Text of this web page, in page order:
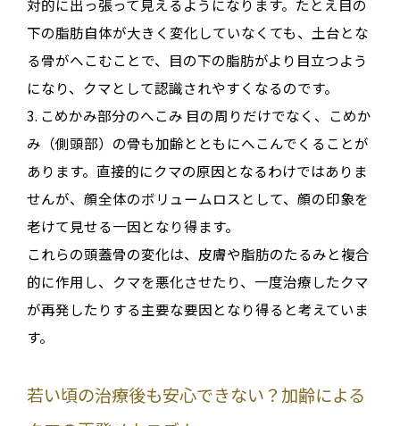
対的に出っ張って見えるようになります。たとえ目の
下の脂肪自体が大きく変化していなくても、 土台とな
る骨がへこむことで、目の下の脂肪がより目立つよう
になり、クマとして認識されやすくなるのです。
3. こめかみ部分のへこみ 目の周りだけでなく、 こめか
み（側頭部）の骨も加齢とともにへこんでくることが
あります。直接的にクマの原因となるわけではありま
せんが、顔全体のボリュームロスとして、顔の印象を
老けて見せる一因となり得ます。
これらの頭蓋骨の変化は、皮膚や脂肪のたるみと複合
的に作用し、クマを悪化させたり、一度治療したクマ
が再発したりする主要な要因となり得ると考えていま
す。
若い頃の治療後も安心できない？加齢による